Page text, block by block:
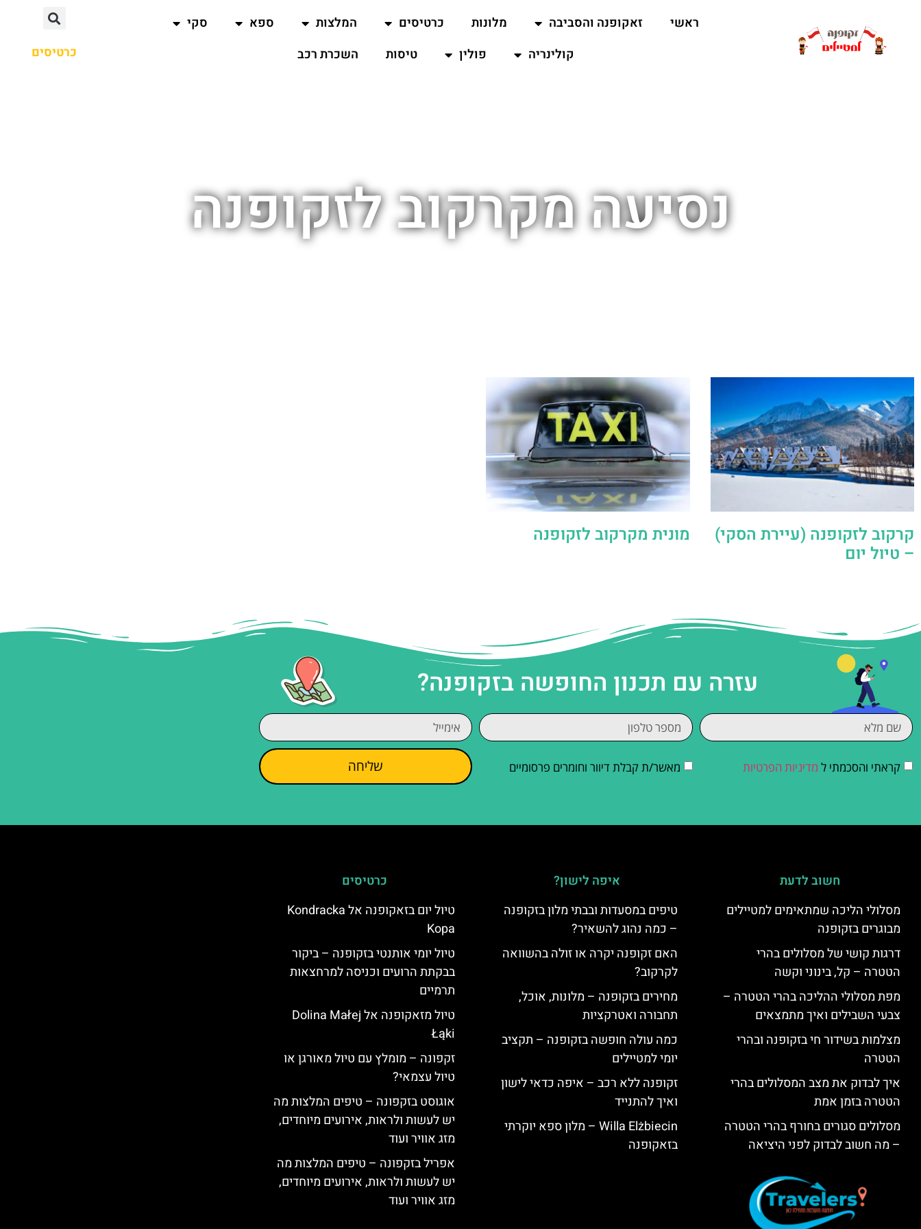
ראשי זאקופנה והסביבה מלונות כרטיסים המלצות ספא
סקי
קולינריה
פולין טיסות השכרת רכב כרטיסים
נסיעה מקרקוב לזקופנה
קרקוב לזקופנה (עיירת הסקי)
– טיול יום
מונית מקרקוב לזקופנה
עזרה עם תכנון החופשה בזקופנה?
קראתי והסכמתי ל מדיניות הפרטיות מאשר/ת קבלת דיוור וחומרים פרסומיים שליחה
חשוב לדעת
מסלולי הליכה שמתאימים למטיילים
מבוגרים בזקופנה
דרגות קושי של מסלולים בהרי
הטטרה – קל, בינוני וקשה
מפת מסלולי ההליכה בהרי הטטרה –
צבעי השבילים ואיך מתמצאים
מצלמות בשידור חי בזקופנה ובהרי
הטטרה
איך לבדוק את מצב המסלולים בהרי
הטטרה בזמן אמת
מסלולים סגורים בחורף בהרי הטטרה
– מה חשוב לבדוק לפני היציאה
איפה לישון?
טיפים במסעדות ובבתי מלון בזקופנה
– כמה נהוג להשאיר?
האם זקופנה יקרה או זולה בהשוואה
לקרקוב?
מחירים בזקופנה – מלונות, אוכל,
תחבורה ואטרקציות
כמה עולה חופשה בזקופנה – תקציב
יומי למטיילים
זקופנה ללא רכב – איפה כדאי לישון
ואיך להתנייד
Willa Elżbiecin – מלון ספא יוקרתי
בזאקופנה
כרטיסים
טיול יום בזאקופנה אל Kondracka
Kopa
טיול יומי אותנטי בזקופנה – ביקור
בבקתת הרועים וכניסה למרחצאות
תרמיים
טיול מזאקופנה אל Dolina Małej
Łąki
זקפונה – מומלץ עם טיול מאורגן או
טיול עצמאי?
אוגוסט בזקפונה – טיפים המלצות מה
יש לעשות ולראות, אירועים מיוחדים,
מזג אוויר ועוד
אפריל בזקפונה – טיפים המלצות מה
יש לעשות ולראות, אירועים מיוחדים,
מזג אוויר ועוד